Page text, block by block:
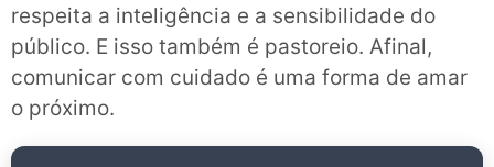
respeita a inteligência e a sensibilidade do
público. E isso também é pastoreio. Afinal,
comunicar com cuidado é uma forma de amar
o próximo.